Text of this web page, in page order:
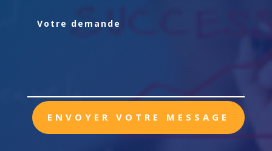
ENVOYER VOTRE MESSAGE